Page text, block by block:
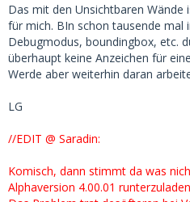
Das mit den Unsichtbaren Wände
für mich. BIn schon tausende mal
Debugmodus, boundingbox, etc.
überhaupt keine Anzeichen für
Werde aber weiterhin daran
LG
//EDIT @ Saradin:
Komisch, dann stimmt da was
Alphaversion 4.00.01